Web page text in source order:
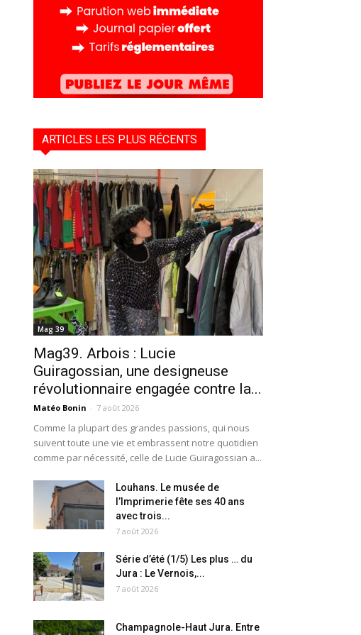
ARTICLES LES PLUS RÉCENTS
Mag 39
Mag39. Arbois : Lucie
Guiragossian, une designeuse
révolutionnaire engagée contre la...
Matéo Bonin - 7 août 2026
Comme la plupart des grandes passions, qui nous
suivent toute une vie et embrassent notre quotidien
comme par nécessité, celle de Lucie Guiragossian a...
Louhans. Le musée de
l’Imprimerie fête ses 40 ans
avec trois...
7 août 2026
Série d’été (1/5) Les plus … du
Jura : Le Vernois,...
7 août 2026
Champagnole-Haut Jura. Entre